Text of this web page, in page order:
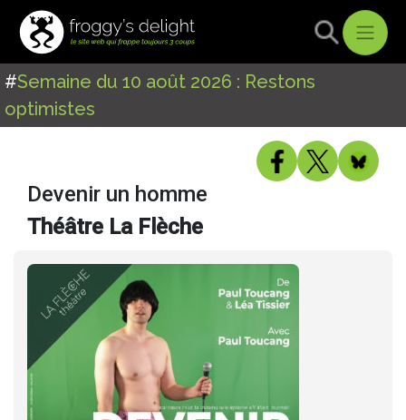
#Semaine du 10 août 2026 : Restons
optimistes
Devenir un homme
Théâtre La Flèche